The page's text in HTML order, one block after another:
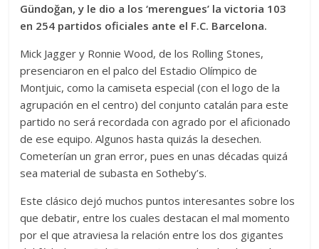
Gündoğan, y le dio a los ‘merengues’ la victoria 103
en 254 partidos oficiales ante el F.C. Barcelona.
Mick Jagger y Ronnie Wood, de los Rolling Stones,
presenciaron en el palco del Estadio Olímpico de
Montjuic, como la camiseta especial (con el logo de la
agrupación en el centro) del conjunto catalán para este
partido no será recordada con agrado por el aficionado
de ese equipo. Algunos hasta quizás la desechen.
Cometerían un gran error, pues en unas décadas quizá
sea material de subasta en Sotheby’s.
Este clásico dejó muchos puntos interesantes sobre los
que debatir, entre los cuales destacan el mal momento
por el que atraviesa la relación entre los dos gigantes